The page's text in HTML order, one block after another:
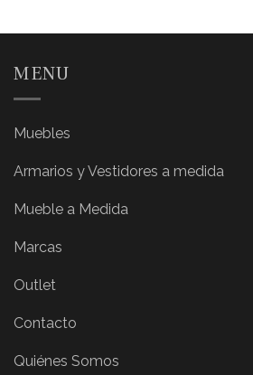
MENU
Muebles
Armarios y Vestidores a medida
Mueble a Medida
Marcas
Outlet
Contacto
Quiénes Somos